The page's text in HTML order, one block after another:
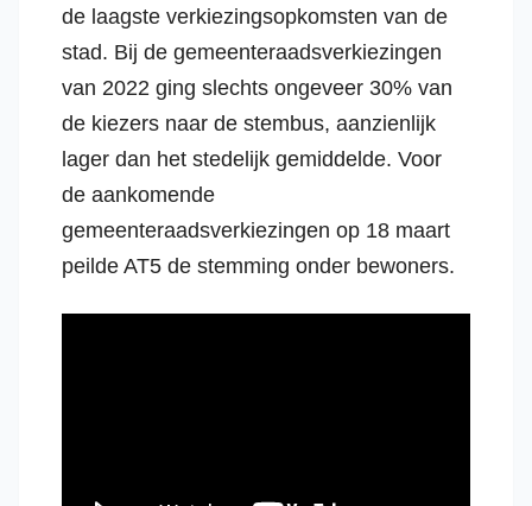
de laagste verkiezingsopkomsten van de
stad. Bij de gemeenteraadsverkiezingen
van 2022 ging slechts ongeveer 30% van
de kiezers naar de stembus, aanzienlijk
lager dan het stedelijk gemiddelde. Voor
de aankomende
gemeenteraadsverkiezingen op 18 maart
peilde AT5 de stemming onder bewoners.